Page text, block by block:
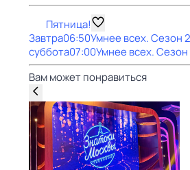
Пятница!
Завтра06:50Умнее всех. Сезон 2
суббота07:00Умнее всех. Сезон
Вам может понравиться